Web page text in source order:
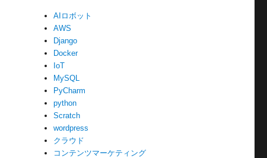
AIロボット
AWS
Django
Docker
IoT
MySQL
PyCharm
python
Scratch
wordpress
クラウド
コンテンツマーケティング